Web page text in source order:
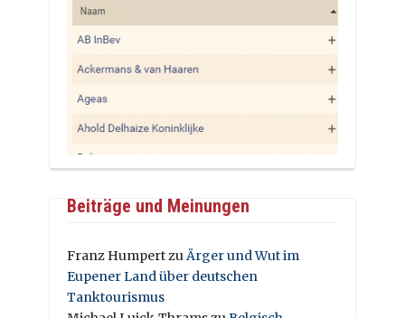
Beiträge und Meinungen
Franz Humpert zu Ärger und Wut im
Eupener Land über deutschen
Tanktourismus